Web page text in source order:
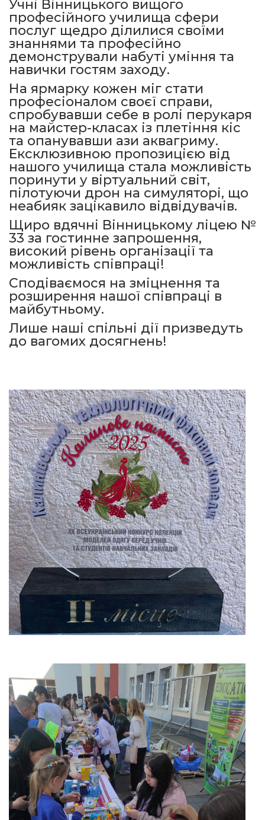
Учні Вінницького вищого
професійного училища сфери
послуг щедро ділилися своїми
знаннями та професійно
демонстрували набуті уміння та
навички гостям заходу.
На ярмарку кожен міг стати
професіоналом своєї справи,
спробувавши себе в ролі перукаря
на майстер-класах із плетіння кіс
та опанувавши ази аквагриму.
Ексклюзивною пропозицією від
нашого училища стала можливість
поринути у віртуальний світ,
пілотуючи дрон на симуляторі, що
неабияк зацікавило відвідувачів.
Щиро вдячні Вінницькому ліцею №
33 за гостинне запрошення,
високий рівень організації та
можливість співпраці!
Сподіваємося на зміцнення та
розширення нашої співпраці в
майбутньому.
Лише наші спільні дії призведуть
до вагомих досягнень!